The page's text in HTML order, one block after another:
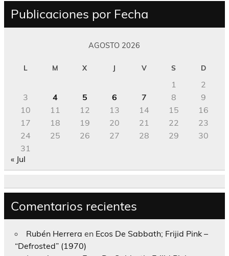
Publicaciones por Fecha
AGOSTO 2026
L M X J V S D
1
2
3
4 5 6 7 8
9
10
11 12 13 14 15
16
17
18 19 20 21 22
23
24
25 26 27 28 29
30
31
« Jul
Comentarios recientes
Rubén Herrera en Ecos De Sabbath; Frijid Pink –
“Defrosted” (1970)